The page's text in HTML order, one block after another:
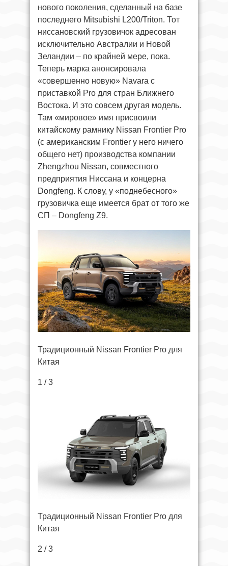
нового поколения, сделанный на базе
последнего Mitsubishi L200/Triton. Тот
ниссановский грузовичок адресован
исключительно Австралии и Новой
Зеландии – по крайней мере, пока.
Теперь марка анонсировала
«совершенно новую» Navara с
приставкой Pro для стран Ближнего
Востока. И это совсем другая модель.
Там «мировое» имя присвоили
китайскому рамнику Nissan Frontier Pro
(с американским Frontier у него ничего
общего нет) производства компании
Zhengzhou Nissan, совместного
предприятия Ниссана и концерна
Dongfeng. К слову, у «поднебесного»
грузовичка еще имеется брат от того же
СП – Dongfeng Z9.
Традиционный Nissan Frontier Pro для
Китая
1 / 3
Традиционный Nissan Frontier Pro для
Китая
2 / 3